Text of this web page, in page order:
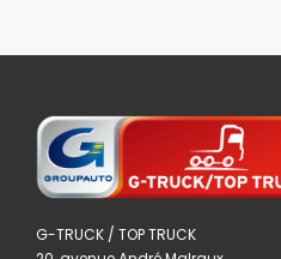
G-TRUCK / TOP TRUCK